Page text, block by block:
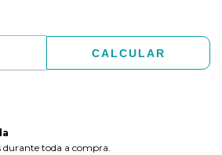
CALCULAR
durante toda a compra.